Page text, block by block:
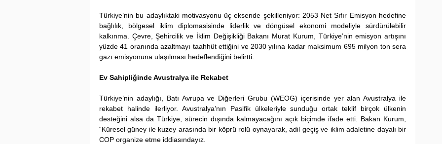
Türkiye’nin bu adaylıktaki motivasyonu üç eksende şekilleniyor: 2053 Net Sıfır Emisyon hedefine
bağlılık, bölgesel iklim diplomasisinde liderlik ve döngüsel ekonomi modeliyle sürdürülebilir
kalkınma. Çevre, Şehircilik ve İklim Değişikliği Bakanı Murat Kurum, Türkiye’nin emisyon artışını
yüzde 41 oranında azaltmayı taahhüt ettiğini ve 2030 yılına kadar maksimum 695 milyon ton sera
gazı emisyonuna ulaşılması hedeflendiğini belirtti.
Ev Sahipliğinde Avustralya ile Rekabet
Türkiye’nin adaylığı, Batı Avrupa ve Diğerleri Grubu (WEOG) içerisinde yer alan Avustralya ile
rekabet halinde ilerliyor. Avustralya’nın Pasifik ülkeleriyle sunduğu ortak teklif birçok ülkenin
desteğini alsa da Türkiye, sürecin dışında kalmayacağını açık biçimde ifade etti. Bakan Kurum,
“Küresel güney ile kuzey arasında bir köprü rolü oynayarak, adil geçiş ve iklim adaletine dayalı bir
COP organize etme iddiasındayız.